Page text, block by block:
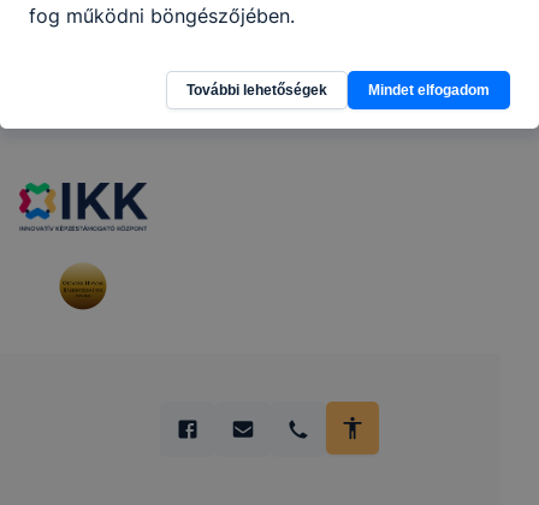
Partnereink
fog működni böngészőjében.
További lehetőségek Mindet elfogadom